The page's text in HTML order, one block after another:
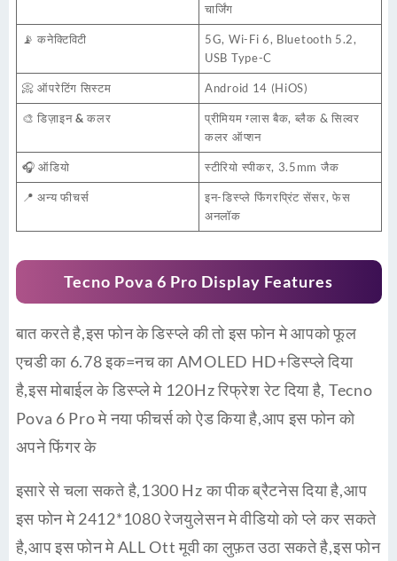
चार्जिंग
📡कनेक्टिविटी
5G, Wi-Fi 6, Bluetooth 5.2,
USB Type-C
📀ऑपरेटिंग सिस्टम Android 14 (HiOS)
🎨डिज़ाइन & कलर
प्रीमियम ग्लास बैक, ब्लैक & सिल्वर
कलर ऑप्शन
🎧ऑडियो स्टीरियो स्पीकर, 3.5mm जैक
📍अन्य फीचर्स
इन-डिस्प्ले फिंगरप्रिंट सेंसर, फेस
अनलॉक
Tecno Pova 6 Pro Display Features
बात करते है,इस फोन के डिस्प्ले की तो इस फोन मे आपको फूल
एचडी का 6.78 इक=नच का AMOLED HD+डिस्प्ले दिया
है,इस मोबाईल के डिस्प्ले मे 120Hz रिफ्रेश रेट दिया है, Tecno
Pova 6 Pro मे नया फीचर्स को ऐड किया है,आप इस फोन को
अपने फिंगर के
इसारे से चला सकते है,1300 Hz का पीक ब्रैटनेस दिया है,आप
इस फोन मे 2412*1080 रेजयुलेसन मे वीडियो को प्ले कर सकते
है,आप इस फोन मे ALL Ott मूवी का लुफ़त उठा सकते है,इस फोन